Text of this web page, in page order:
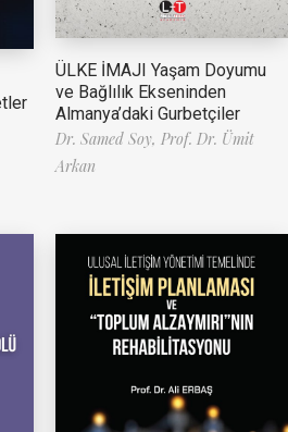
ÜLKE İMAJI Yaşam Doyumu
ve Bağlılık Ekseninden
Almanya’daki Gurbetçiler
Dr. Samed Soy, Prof. Dr. Ümit
Arkan